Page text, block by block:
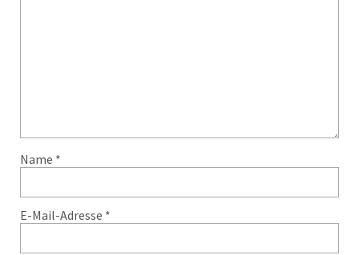
Name *
E-Mail-Adresse *